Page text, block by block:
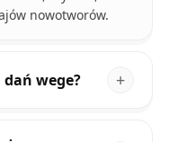
nowotworów.
wege?